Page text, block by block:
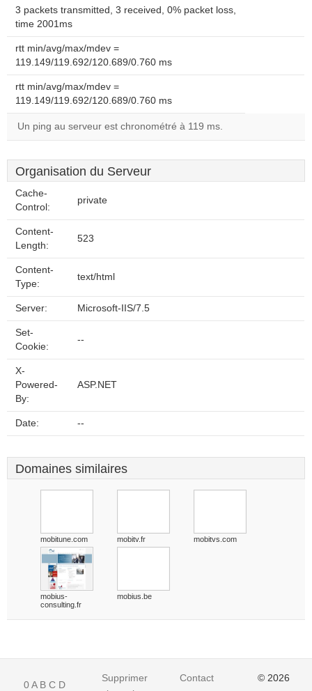
3 packets transmitted, 3 received, 0% packet loss,
time 2001ms
rtt min/avg/max/mdev =
119.149/119.692/120.689/0.760 ms
rtt min/avg/max/mdev =
119.149/119.692/120.689/0.760 ms
Un ping au serveur est chronométré à 119 ms.
Organisation du Serveur
Cache-
Control:
private
Content-
Length:
523
Content-
Type:
text/html
Server: Microsoft-IIS/7.5
Set-
Cookie:
--
X-
Powered-
By:
ASP.NET
Date: --
Domaines similaires
mobitune.com mobitv.fr mobitvs.com
mobius-
consulting.fr
mobius.be
0A B C D
Supprimer
Contact © 2026